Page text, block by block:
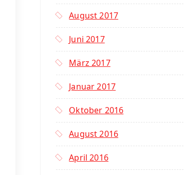
August 2017
Juni 2017
März 2017
Januar 2017
Oktober 2016
August 2016
April 2016